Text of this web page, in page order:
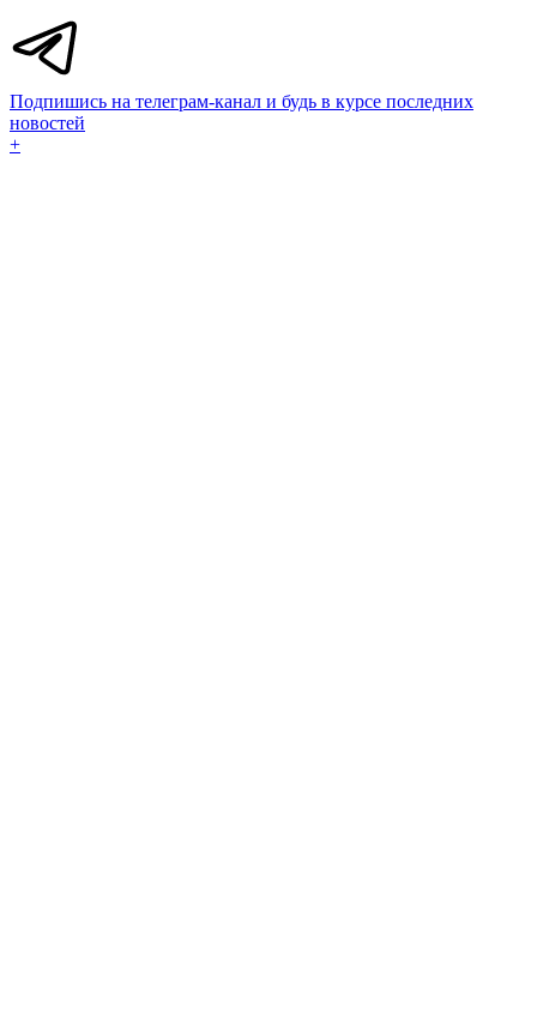
Подпишись на телеграм-канал и будь в курсе последних
новостей
+